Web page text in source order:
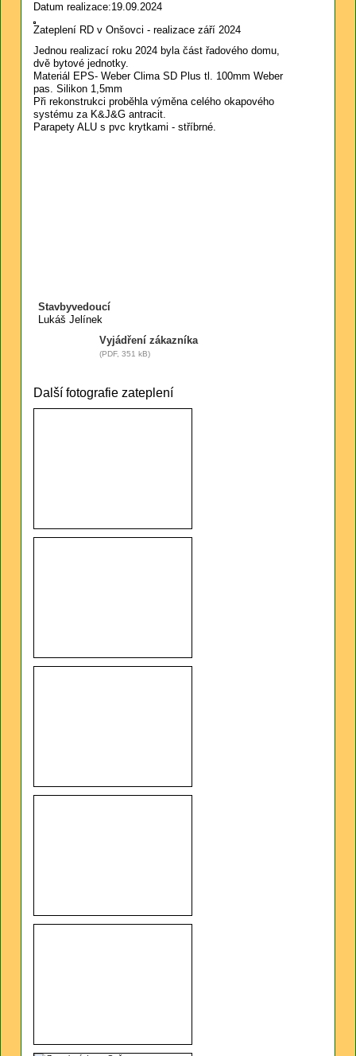
Datum realizace:19.09.2024
Zateplení RD v Onšovci - realizace září 2024
Jednou realizací roku 2024 byla část řadového domu,
dvě bytové jednotky.
Materiál EPS- Weber Clima SD Plus tl. 100mm Weber
pas. Silikon 1,5mm
Při rekonstrukci proběhla výměna celého okapového
systému za K&J&G antracit.
Parapety ALU s pvc krytkami - stříbrné.
Stavbyvedoucí
Lukáš Jelínek
Vyjádření zákazníka
(PDF, 351 kB)
Další fotografie zateplení